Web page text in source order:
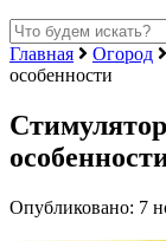
Главная Огород
особенности
Опубликовано: 7